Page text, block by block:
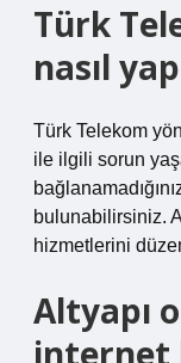
Türk
nasıl
Türk Telekom
ile ilgili sorun
bulunabilirsiniz.
hizmetlerini
Altyapı
internet